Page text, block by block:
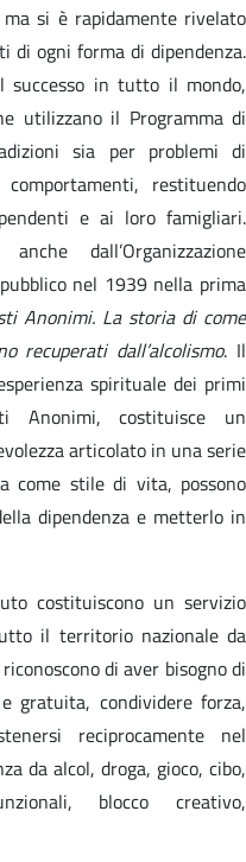
si è rapidamente rivelato
di ogni forma di dipendenza.
in tutto il mondo,
utilizzano il Programma di
sia per problemi di
restituendo
e ai loro famigliari.
dall’Organizzazione
nel 1939 nella prima
Anonimi. La storia di come
recuperati dall’alcolismo. Il
spirituale dei primi
Anonimi, costituisce un
articolato in una serie
come stile di vita, possono
dipendenza e metterlo in
costituiscono un servizio
il territorio nazionale da
di aver bisogno di
gratuita, condividere forza,
reciprocamente nel
da alcol, droga, gioco, cibo,
blocco creativo,